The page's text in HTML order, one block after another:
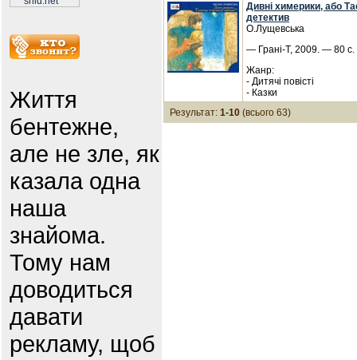
Життя
бентежне,
але не зле, як
казала одна
наша
знайома.
Тому нам
доводиться
давати
рекламу, щоб
Дивні химерики, або
детектив
О.Лущевська
— Грані-Т, 2009. — 80
Жанр:
- Дитячі повісті
- Казки
Результат: 1-10 (всього 63)